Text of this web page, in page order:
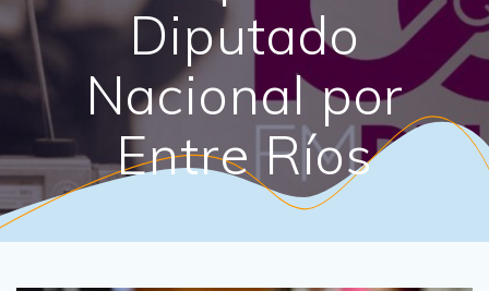
Diputado
Nacional por
Entre Ríos